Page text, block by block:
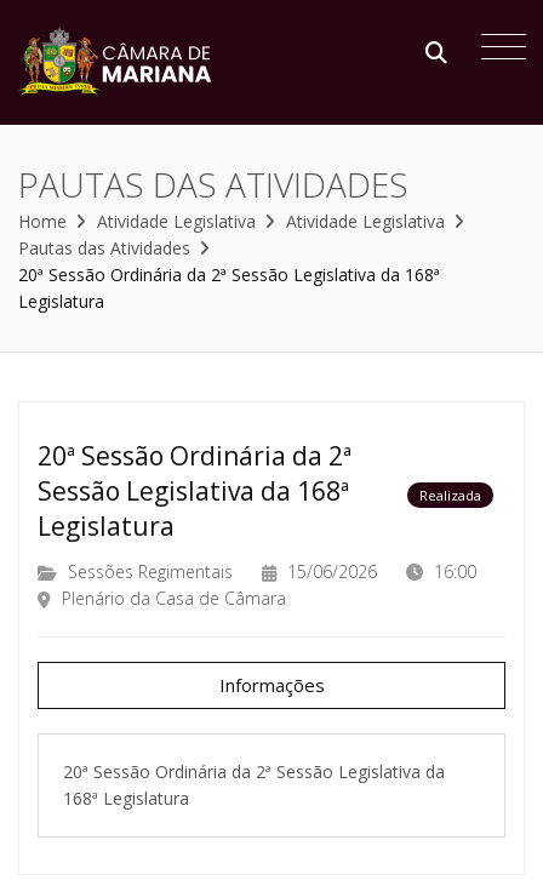
PAUTAS DAS ATIVIDADES
Home Atividade Legislativa
Atividade Legislativa
Pautas das Atividades
20ª Sessão Ordinária da 2ª Sessão Legislativa da 168ª
Legislatura
20ª Sessão Ordinária da 2ª
Sessão Legislativa da 168ª
Legislatura
Realizada
Sessões Regimentais 15/06/2026
16:00
Plenário da Casa de Câmara
Informações
20ª Sessão Ordinária da 2ª Sessão Legislativa da
168ª Legislatura